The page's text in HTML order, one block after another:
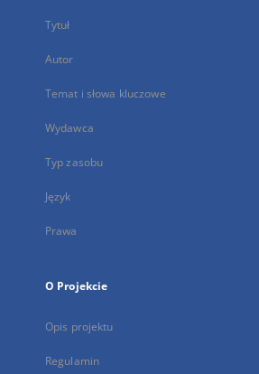
Tytuł
Autor
Temat i słowa kluczowe
Wydawca
Typ zasobu
Język
Prawa
O Projekcie
Opis projektu
Regulamin